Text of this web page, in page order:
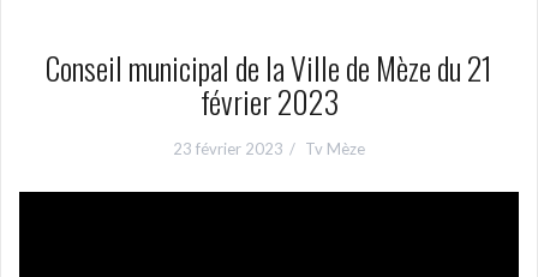
Conseil municipal de la Ville de Mèze du 21
février 2023
23 février 2023 Tv Mèze